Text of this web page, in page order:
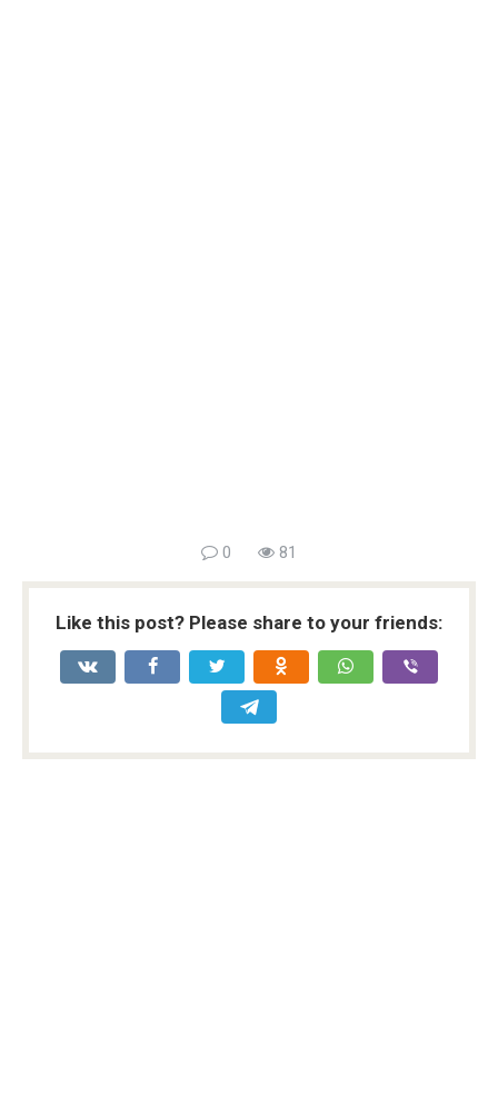
0 81
Like this post? Please share to your friends: